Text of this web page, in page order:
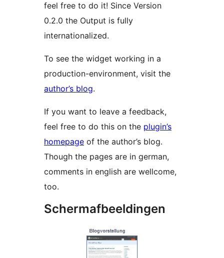
feel free to do it! Since Version
0.2.0 the Output is fully
internationalized.
To see the widget working in a
production-environment, visit the
author’s blog.
If you want to leave a feedback,
feel free to do this on the plugin’s
homepage of the author’s blog.
Though the pages are in german,
comments in english are wellcome,
too.
Schermafbeeldingen